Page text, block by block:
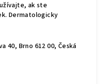
ak ste
Dermatologicky
40, Brno 612 00, Česká